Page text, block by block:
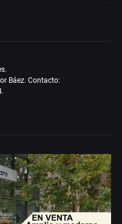
Báez. Contacto: